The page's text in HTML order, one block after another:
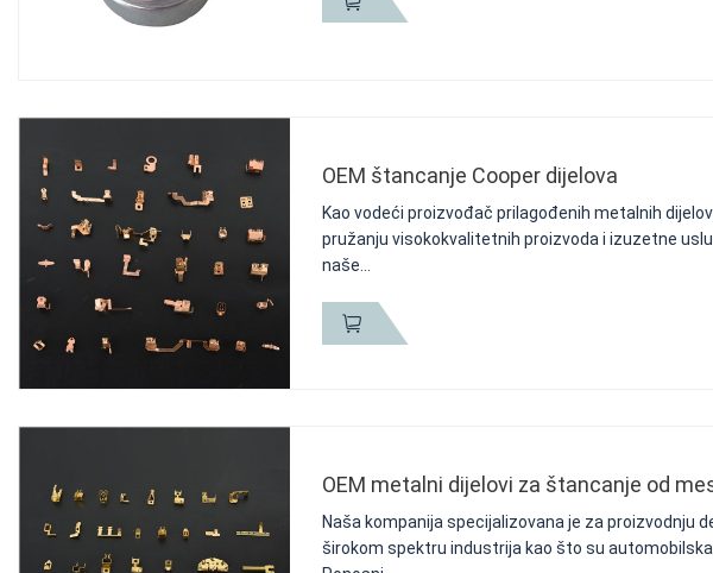
OEM štancanje Cooper dijelova
Kao vodeći proizvođač prilagođenih metalnih
pružanju visokokvalitetnih proizvoda i izuzetne
naše...
OEM metalni dijelovi za štancanje od
Naša kompanija specijalizovana je za proizvodnju
širokom spektru industrija kao što su